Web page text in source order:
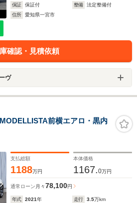
保証
保証付 整備
法定整備付
住所
愛知県一宮市
確認・見積依頼
ヴ
前横エアロ・黒内
支払総額
1188万円
本体価格
1167.0万円
通常ローン 月々78,100円
年式 2021年 走行 3.5万km